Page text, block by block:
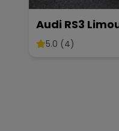
Audi RS3
quattro S tronic
5.0 (4)